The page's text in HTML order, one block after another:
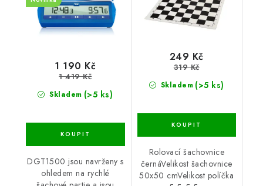
Skladem (>5 ks)
1 190 Kč
1 419 Kč
DGT1500 jsou navrženy s
ohledem na rychlé
Skladem (>5 ks)
249 Kč
319 Kč
Rolovací šachovnice
černáVelikost šachovnice
50x50 cmVelikost políčka